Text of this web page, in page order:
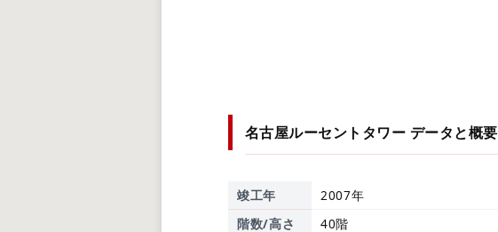
名古屋ルーセントタワー データと概要
竣工年
2007年
階数/高さ
40階